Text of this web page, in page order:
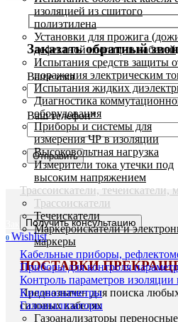
Заказать обратный
Ваше имя
Ваш телефон*
Заказать звонок
0 Wishlist
изоляцией из сшитого
полиэтилена
Установки для прожига
дефектной изоляции кабелей
Испытания средств защиты
поражения электрическим
Испытания жидких
Диагностика
оборудования
Приборы и системы для
измерения ЧР в изоляции
Высоковольтная нагрузка
Измерители тока утечки под
высоким напряжением
Трассоискатели, течеискатели,
Трассоискатели
Течеискатели
Маркероискатели и
маркеры
Кабельные приборы,
Приборы для контроля
Контроль параметров изоляции
Киловольтметры
Газоанализаторы
Газоанализаторы переносные
Увеличить
Приемник
Получить консультацию
ПОСТАВКИ
Предназначен для поиска
силовых кабелях